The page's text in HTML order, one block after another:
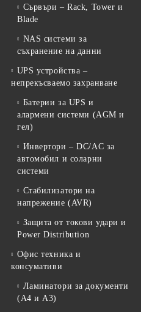
Сървъри – Rack, Tower и
Blade
NAS системи за
съхранение на данни
UPS устройства –
непрекъсваемо захранване
Батерии за UPS и
алармени системи (AGM и
гел)
Инвертори – DC/AC за
автомобил и соларни
системи
Стабилизатори на
напрежение (AVR)
Защита от токови удари и
Power Distribution
Офис техника и
консумативи
Ламинатори за документи
(A4 и A3)